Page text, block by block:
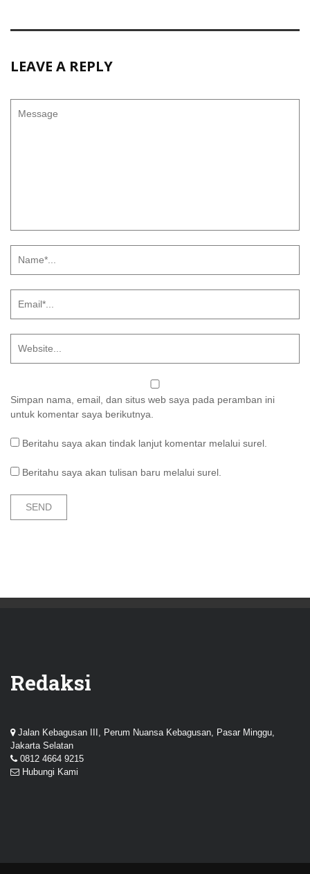
LEAVE A REPLY
Simpan nama, email, dan situs web saya pada peramban ini
untuk komentar saya berikutnya.
Beritahu saya akan tindak lanjut komentar melalui surel.
Beritahu saya akan tulisan baru melalui surel.
Redaksi
Jalan Kebagusan III, Perum Nuansa Kebagusan, Pasar Minggu,
Jakarta Selatan
0812 4664 9215
Hubungi Kami